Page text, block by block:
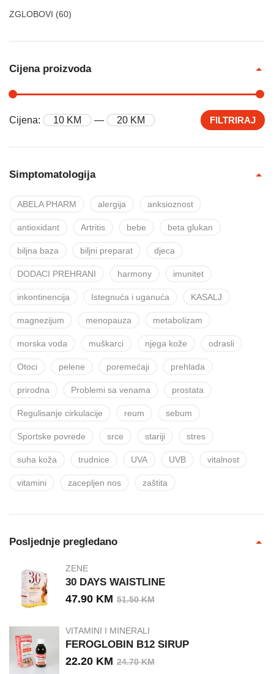
ZGLOBOVI (60)
Cijena proizvoda
FILTRIRAJ
Cijena: 10 KM — 20 KM
Simptomatologija
ABELA PHARM alergija anksioznost
antioxidant Artritis bebe beta glukan
biljna baza biljni preparat djeca
DODACI PREHRANI harmony imunitet
inkontinencija Istegnuća i uganuća KASALJ
magnezijum menopauza metabolizam
morska voda muškarci njega kože odrasli
Otoci pelene poremećaji prehlada
prirodna Problemi sa venama prostata
Regulisanje cirkulacije reum sebum
Sportske povrede srce stariji stres
suha koža trudnice UVA UVB vitalnost
vitamini zacepljen nos zaštita
Posljednje pregledano
ZENE
30 DAYS WAISTLINE
51.50KM
47.90 KM
VITAMINI I MINERALI
FEROGLOBIN B12 SIRUP
24.70KM
22.20 KM